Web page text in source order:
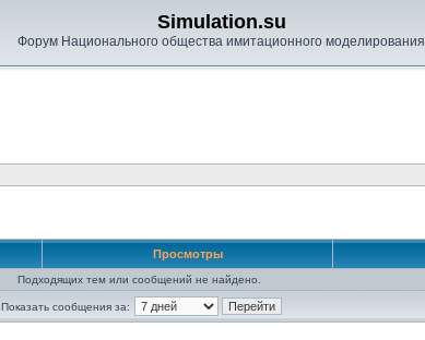
Simulation.su
Форум Национального общества имитационного моделирования
Просмотры
Подходящих тем или сообщений не найдено.
Показать сообщения за: